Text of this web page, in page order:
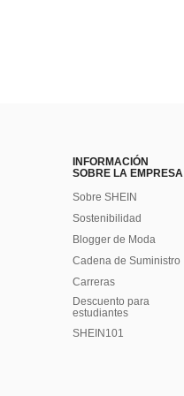
INFORMACIÓN
SOBRE LA EMPRESA
Sobre SHEIN
Sostenibilidad
Blogger de Moda
Cadena de Suministro
Carreras
Descuento para
estudiantes
SHEIN101